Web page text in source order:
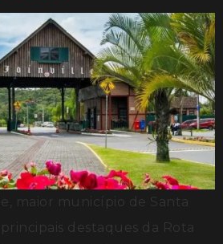
maior município de Santa
destaques da Rota